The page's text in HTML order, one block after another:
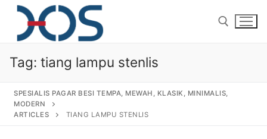
Tag: tiang lampu stenlis
SPESIALIS PAGAR BESI TEMPA, MEWAH, KLASIK, MINIMALIS,
MODERN
ARTICLES
TIANG LAMPU STENLIS